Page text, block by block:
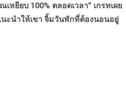
ยบ 100% ตลอดเวลา” เกรทเผย
ะนำให้เขา จิ้มวันพักที่ต้องนอนอยู่